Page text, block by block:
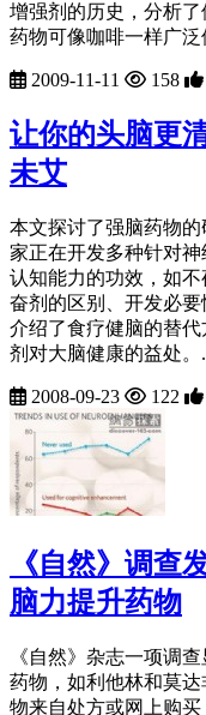
增强剂的历史，分析
药物可像咖啡一样广泛
2009-11-11 158
让你的头脑更
未艾
本文探讨了强脑药物
家正在开发多种针对
认知能力的功效，如
奋剂的区别、开发必
介绍了食疗健脑的替
剂对大脑健康的益处。
2008-09-23 122
《自然》调查
脑力提升药物
《自然》杂志一项调
药物，如利他林和莫
物来自处方或网上购